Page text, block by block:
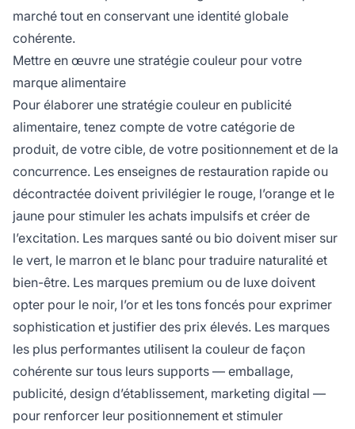
marché tout en conservant une identité globale
cohérente.
Mettre en œuvre une stratégie couleur pour votre
marque alimentaire
Pour élaborer une stratégie couleur en publicité
alimentaire, tenez compte de votre catégorie de
produit, de votre cible, de votre positionnement et de la
concurrence. Les enseignes de restauration rapide ou
décontractée doivent privilégier le rouge, l’orange et le
jaune pour stimuler les achats impulsifs et créer de
l’excitation. Les marques santé ou bio doivent miser sur
le vert, le marron et le blanc pour traduire naturalité et
bien-être. Les marques premium ou de luxe doivent
opter pour le noir, l’or et les tons foncés pour exprimer
sophistication et justifier des prix élevés. Les marques
les plus performantes utilisent la couleur de façon
cohérente sur tous leurs supports — emballage,
publicité, design d’établissement, marketing digital —
pour renforcer leur positionnement et stimuler